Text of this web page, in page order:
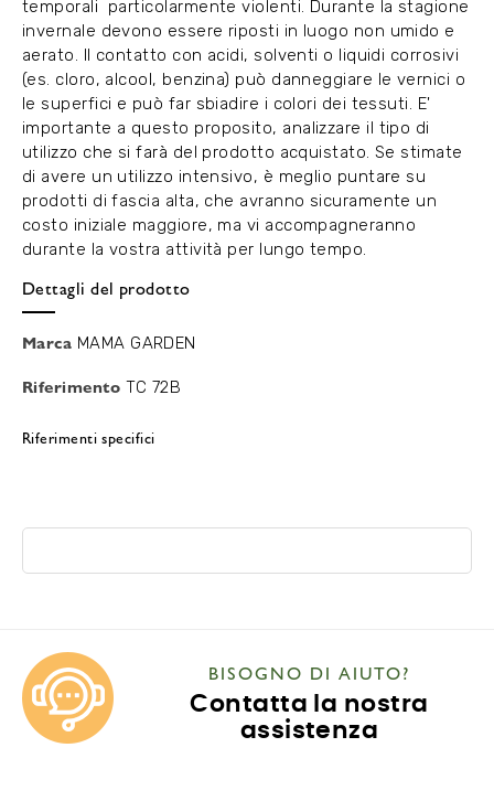
temporali particolarmente violenti. Durante la stagione
invernale devono essere riposti in luogo non umido e
aerato. Il contatto con acidi, solventi o liquidi corrosivi
(es. cloro, alcool, benzina) può danneggiare le vernici o
le superfici e può far sbiadire i colori dei tessuti. E'
importante a questo proposito, analizzare il tipo di
utilizzo che si farà del prodotto acquistato. Se stimate
di avere un utilizzo intensivo, è meglio puntare su
prodotti di fascia alta, che avranno sicuramente un
costo iniziale maggiore, ma vi accompagneranno
durante la vostra attività per lungo tempo.
Dettagli del prodotto
Marca MAMA GARDEN
Riferimento TC 72B
Riferimenti specifici
BISOGNO DI AIUTO?
Contatta la nostra
assistenza